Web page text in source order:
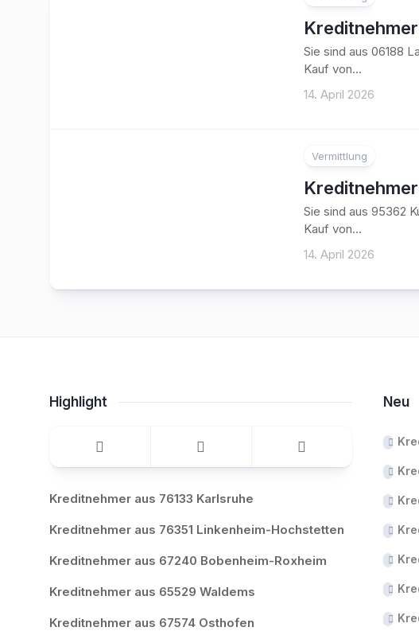
Sie sind aus 06188
Kauf von...
14. April 2026
Vermittlung
Sie sind aus 95362
Kauf von...
14. April 2026
Highlight
Kreditnehmer aus 76133 Karlsruhe
Kreditnehmer aus 76351 Linkenheim-Hochstetten
Kreditnehmer aus 67240 Bobenheim-Roxheim
Kreditnehmer aus 65529 Waldems
Kreditnehmer aus 67574 Osthofen
Neu